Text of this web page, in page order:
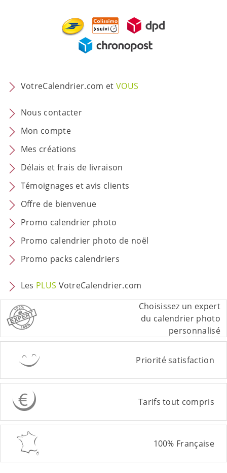
VotreCalendrier.com etVOUS
Nous contacter
Mon compte
Mes créations
Délais et frais de livraison
Témoignages et avis clients
Offre de bienvenue
Promo calendrier photo
Promo calendrier photo de noël
Promo packs calendriers
Les PLUS VotreCalendrier.com
Choisissez un expert
du calendrier photo
personnalisé
Priorité satisfaction
Tarifs tout compris
100% Française